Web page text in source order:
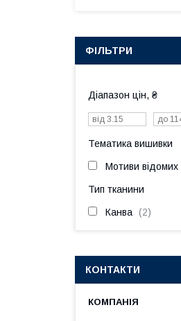
ФІЛЬТРИ
Діапазон цін, ₴
Тематика вишивки
Мотиви відомих
Тип тканини
Канва 2
КОНТАКТИ